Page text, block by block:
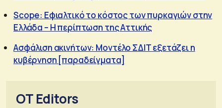
Scope: Εφιαλτικό το κόστος των πυρκαγιών στην
Ελλάδα – Η περίπτωση της Αττικής
Ασφάλιση ακινήτων: Μοντέλο ΣΔΙΤ εξετάζει η
κυβέρνηση [παραδείγματα]
OT Editors